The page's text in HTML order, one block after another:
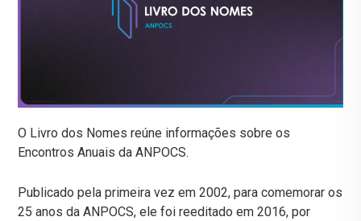
O Livro dos Nomes reúne informações sobre os
Encontros Anuais da ANPOCS.
Publicado pela primeira vez em 2002, para comemorar os
25 anos da ANPOCS, ele foi reeditado em 2016, por